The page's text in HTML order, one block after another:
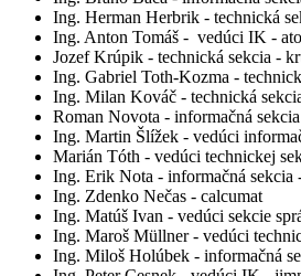
Ing. Herman Herbrik - technická
Ing. Anton Tomáš - vedúci IK -
Jozef Krúpik - technická sekcia -
Ing. Gabriel Toth-Kozma -
Ing. Milan Kováč - technická
Roman Novota - informačná
Ing. Martin Šlížek - vedúci
Marián Tóth - vedúci technickej
Ing. Erik Nota - informačná sekcia
Ing. Zdenko Nečas - calcumat
Ing. Matúš Ivan - vedúci sekcie
Ing. Maroš Müllner - vedúci
Ing. Miloš Holúbek - informačná